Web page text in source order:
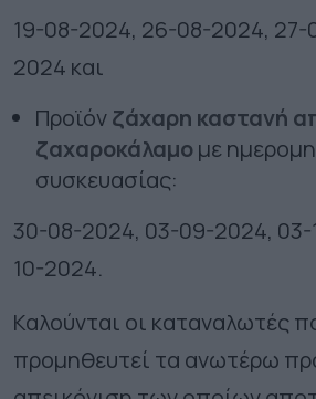
19-08-2024, 26-08-2024, 27-
2024 και
Προϊόνζάχαρη καστανή
ζαχαροκάλαμομε
συσκευασίας:
30-08-2024, 03-09-2024, 03-
10-2024.
Καλούνται οι καταναλωτές
προμηθευτεί τα ανωτέρω